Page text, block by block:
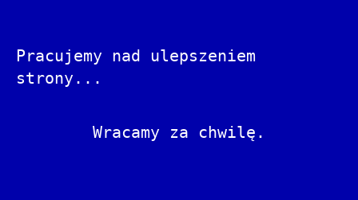
Pracujemy nad ulepszeniem
strony...
Wracamy za chwilę.